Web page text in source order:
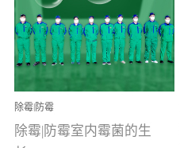
文明的进步，创造了多姿
多彩的家居产品和生活情
调，但也带来了以甲醛为
首的室内...
除霉|防霉
除霉|防霉室内霉菌的生